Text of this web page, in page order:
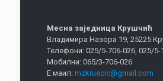
Месна заједница Крушчић
Владимира Назора 19, 25225
Телефони: 025/5-706-026, 025/5-
Мобилни: 065/3-706-026
Е маил: mzkruscic@gmail.com